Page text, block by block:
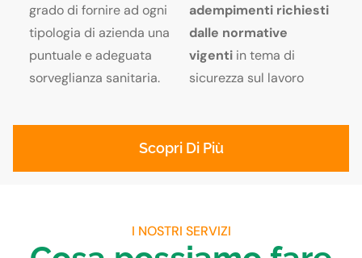
grado di fornire ad ogni
tipologia di azienda una
puntuale e adeguata
sorveglianza sanitaria.
adempimenti richiesti
dalle normative
vigenti intema di
sicurezza sul lavoro
Scopri Di Più
I NOSTRI SERVIZI